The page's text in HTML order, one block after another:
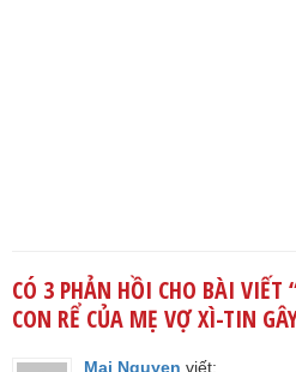
CÓ 3 PHẢN HỒI CHO BÀI VIẾT
CON RỂ CỦA MẸ VỢ XÌ-TIN
Mai Nguyen viết: